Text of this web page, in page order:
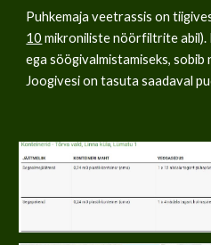
Puhkemaja veetrassis on
10 mikroniliste nöörfiltrite abil).
ega söögivalmistamiseks, sobib
Joogivesi on tasuta saadaval